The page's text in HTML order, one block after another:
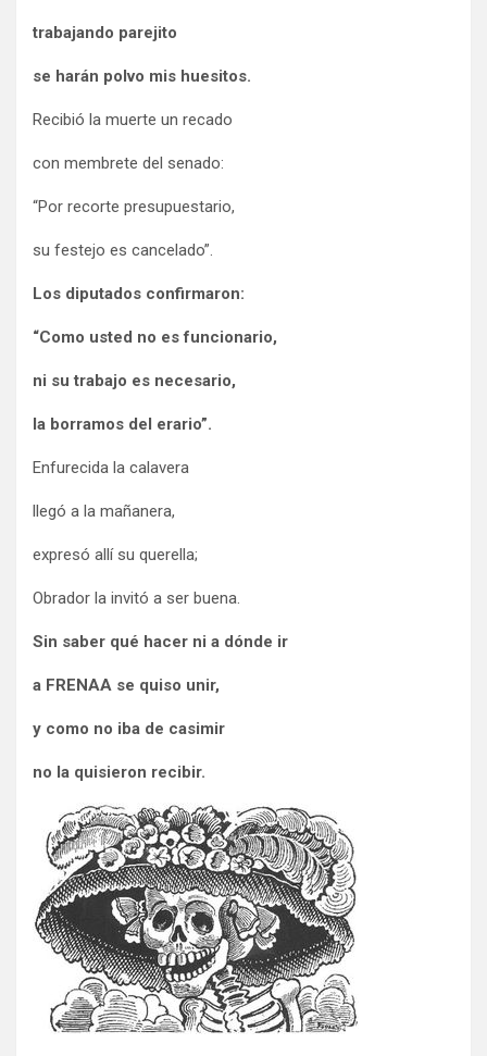
trabajando parejito
se harán polvo mis huesitos.
Recibió la muerte un recado
con membrete del senado:
“Por recorte presupuestario,
su festejo es cancelado”.
Los diputados confirmaron:
“Como usted no es funcionario,
ni su trabajo es necesario,
la borramos del erario”.
Enfurecida la calavera
llegó a la mañanera,
expresó allí su querella;
Obrador la invitó a ser buena.
Sin saber qué hacer ni a dónde ir
a FRENAA se quiso unir,
y como no iba de casimir
no la quisieron recibir.